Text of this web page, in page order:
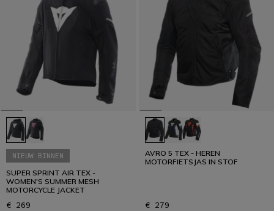
NIEUW BINNEN
SUPER SPRINT AIR TEX -
WOMEN'S SUMMER MESH
MOTORCYCLE JACKET
€ 269
AVRO 5 TEX - HEREN
MOTORFIETSJAS IN STOF
€ 279